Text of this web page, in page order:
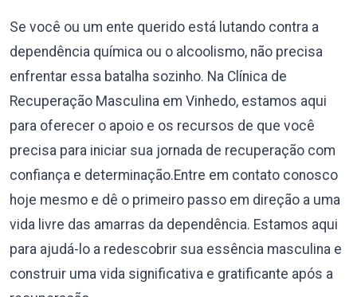
Se você ou um ente querido está lutando contra a
dependência química ou o alcoolismo, não precisa
enfrentar essa batalha sozinho. Na Clínica de
Recuperação Masculina em Vinhedo, estamos aqui
para oferecer o apoio e os recursos de que você
precisa para iniciar sua jornada de recuperação com
confiança e determinação.Entre em contato conosco
hoje mesmo e dê o primeiro passo em direção a uma
vida livre das amarras da dependência. Estamos aqui
para ajudá-lo a redescobrir sua essência masculina e
construir uma vida significativa e gratificante após a